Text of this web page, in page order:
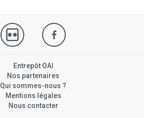
Entrepôt OAI
Nos partenaires
Qui sommes-nous ?
Mentions légales
Nous contacter